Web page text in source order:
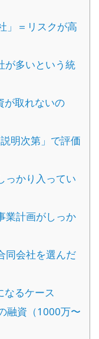
」＝リスクが高
多いという統
取れないの
明次第」で評価
かり入ってい
計画がしっか
会社を選んだ
るケース
資（1000万〜